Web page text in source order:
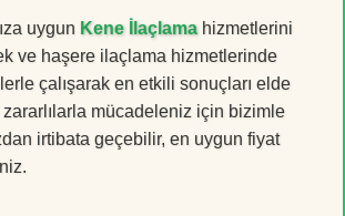
uygun Kene İlaçlamahizmetlerini
ve haşere ilaçlama hizmetlerinde
çalışarak en etkili sonuçları elde
mücadeleniz için bizimle
irtibata geçebilir, en uygun fiyat